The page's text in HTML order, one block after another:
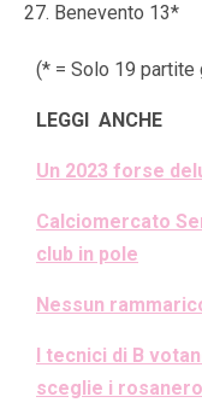
Benevento 13*
(* = Solo 19 partite
LEGGI ANCHE
Un 2023 forse
Calciomercato
club in pole
Nessun
I tecnici di B
sceglie i rosanero